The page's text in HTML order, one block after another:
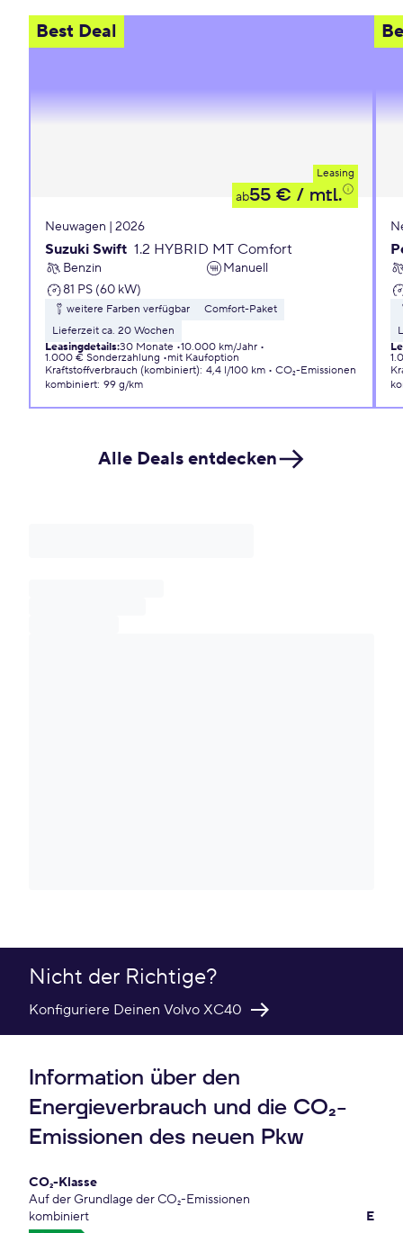
Best Deal
Leasing
ab55 € / mtl.
Neuwagen | 2026
Suzuki Swift 1.2 HYBRID MT Comfort
Benzin
Manuell
81 PS (60 kW)
weitere Farben verfügbar
Comfort-Paket
Lieferzeit ca. 20 Wochen
Leasingdetails:30 Monate 10.000 km/Jahr
1.000 € Sonderzahlung
mit Kaufoption
Kraftstoffverbrauch (kombiniert): 4,4 l/100 km
CO₂-Emissionen
kombiniert: 99 g/km
Alle Deals entdecken
Nicht der Richtige?
Konfiguriere Deinen Volvo XC40
Information über den
Energieverbrauch und die CO₂-
Emissionen des neuen Pkw
CO₂-Klasse
Auf der Grundlage der CO₂-Emissionen
kombiniert
E